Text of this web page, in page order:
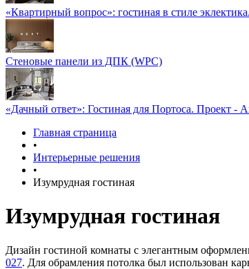
«Квартирный вопрос»: гостиная в стиле
Стеновые панели из ДПК (WPC)
«Дачный ответ»: Гостиная для Портоса. Проект -
Главная страница
•
Интерьерные решения
•
Изумрудная гостиная
Изумрудная гостиная
Дизайн гостиной комнаты с элегантным
027. Для обрамления потолка был использован